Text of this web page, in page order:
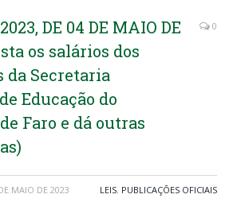
DE 04 DE MAIO DE
os salários dos
da Secretaria
Educação do
Faro e dá outras
0
MAIO DE 2023 LEIS, PUBLICAÇÕES OFICIAIS